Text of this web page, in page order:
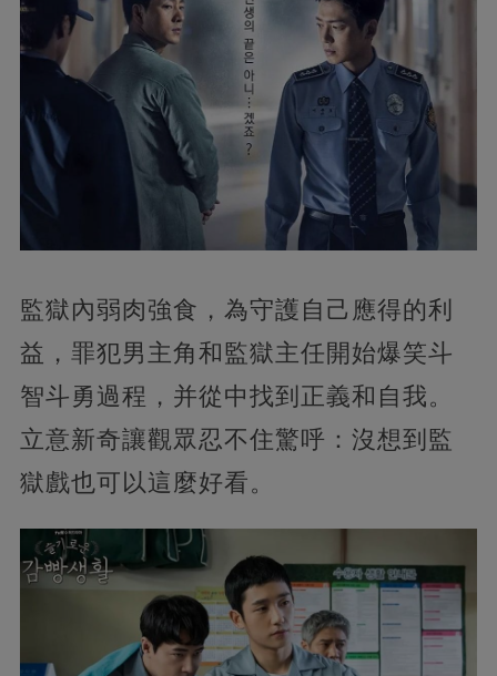
監獄內弱肉強食，為守護自己應得的利
益，罪犯男主角和監獄主任開始爆笑斗
智斗勇過程，并從中找到正義和自我。
立意新奇讓觀眾忍不住驚呼：沒想到監
獄戲也可以這麼好看。